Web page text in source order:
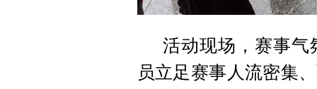
活动现场，赛事气
员立足赛事人流密集